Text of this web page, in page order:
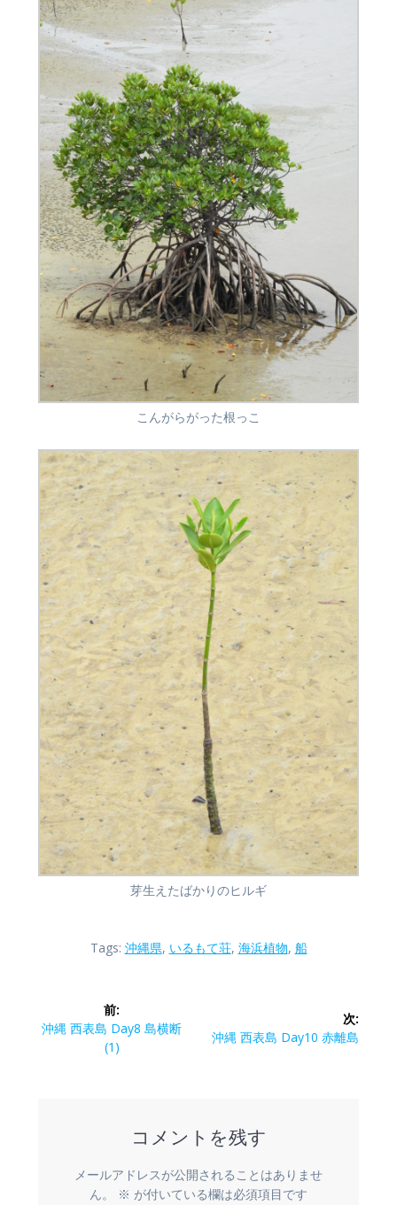
こんがらがった根っこ
芽生えたばかりのヒルギ
Tags: 沖縄県, いるもて荘, 海浜植物, 船
稿
前:
前
沖縄 西表島 Day8 島横断
(1)
次:
次
沖縄 西表島 Day10 赤離島
コメントを残す
メールアドレスが公開されることはありませ
ん。
※ が付いている欄は必須項目です